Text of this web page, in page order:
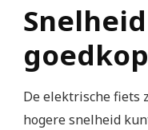
De elektrische fiets
hogere snelheid